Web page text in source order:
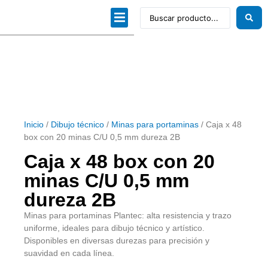
Inicio / Dibujo técnico / Minas para portaminas / Caja x 48
box con 20 minas C/U 0,5 mm dureza 2B
Caja x 48 box con 20
minas C/U 0,5 mm
dureza 2B
Minas para portaminas Plantec: alta resistencia y trazo
uniforme, ideales para dibujo técnico y artístico.
Disponibles en diversas durezas para precisión y
suavidad en cada línea.